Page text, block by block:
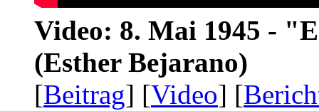
Video: 8. Mai 1945 -
(Esther Bejarano)
[Beitrag] [Video] [